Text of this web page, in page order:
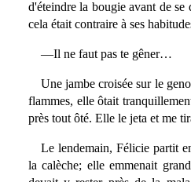
d'éteindre la bougie avant de
cela était contraire à ses
—Il ne faut pas te gêner…
Une jambe croisée sur le
flammes, elle ôtait
près tout ôté. Elle le jeta et me
Le lendemain, Félicie partit
la calèche; elle emmenait